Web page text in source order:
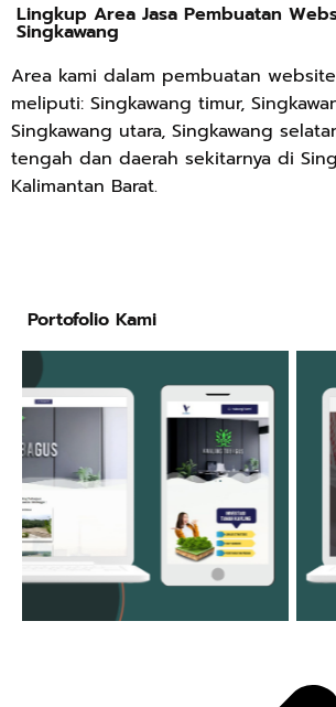
Lingkup Area Jasa Pembuatan
Singkawang
Area kami dalam pembuatan
meliputi: Singkawang timur,
Singkawang utara, Singkawang
tengah dan daerah sekitarnya di
Kalimantan Barat.
Portofolio Kami